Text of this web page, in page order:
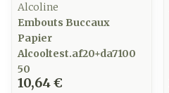
Alcoline
Embouts Buccaux
Papier
Alcooltest.af20+da7100
50
10,64 €